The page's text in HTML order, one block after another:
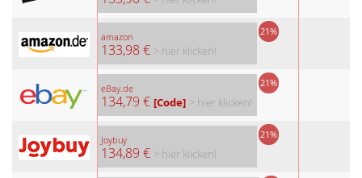
amazon
133,98 €
21%
> hier klicken!
eBay.de
134,79 € [Code]
21%
> hier klicken!
Joybuy
134,89 €
21%
> hier klicken!